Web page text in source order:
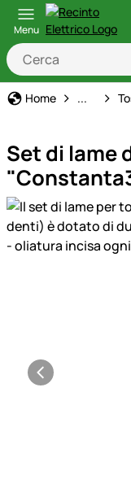
Menu
Home ...
Set di lame
Galleria prodotti